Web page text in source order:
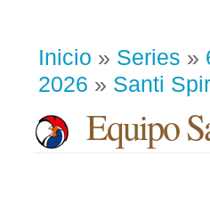
Inicio » Series »
2026 » Santi
Equipo